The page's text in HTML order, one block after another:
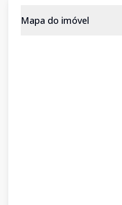
Mapa do imóvel